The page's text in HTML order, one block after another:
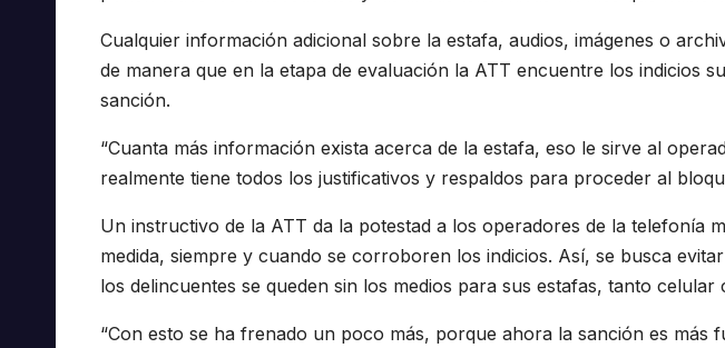
Cualquier información adicional sobre la estafa, audios, imágenes o
de manera que en la etapa de evaluación la ATT encuentre los indicios
sanción.
“Cuanta más información exista acerca de la estafa, eso le sirve al
realmente tiene todos los justificativos y respaldos para proceder al
Un instructivo de la ATT da la potestad a los operadores de la telefonía
medida, siempre y cuando se corroboren los indicios. Así, se busca
los delincuentes se queden sin los medios para sus estafas, tanto celular
“Con esto se ha frenado un poco más, porque ahora la sanción es más